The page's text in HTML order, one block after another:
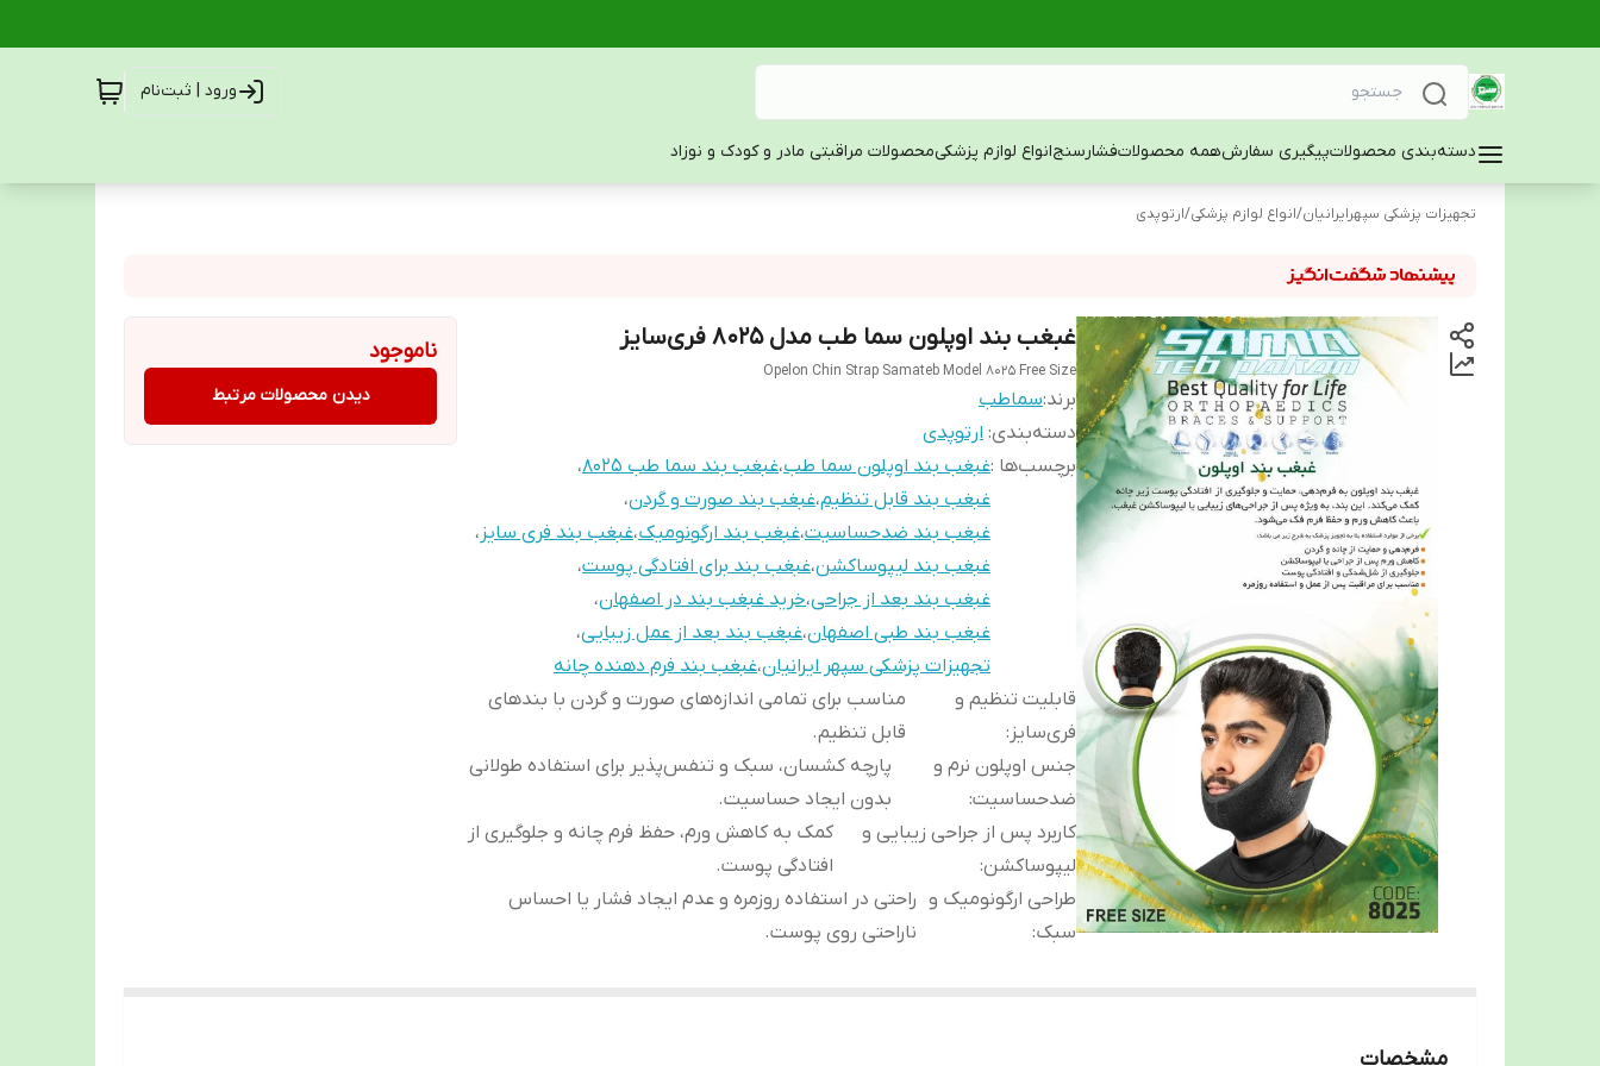
ورود | ثبت‌نام
دسته‌بندی محصولاتپیگیری سفارشهمه محصولاتفشارسنجانواع لوازم پزشکیمحصولات مراقبتی مادر و کودک و نوزاد
تجهیزات پزشکی سپهرایرانیان/انواع لوازم پزشکی/ارتوپدی
غبغب بند اوپلون سما طب مدل 8025 فری‌سایز
Opelon Chin Strap Samateb Model 8025 Free Size
برند:سماطب
دسته‌بندی: ارتوپدی
برچسب‌ها :غبغب بند اوپلون سما طب،غبغب بند سما طب 8025
،
غبغب بند قابل تنظیم،غبغب بند صورت و گردن،
غبغب بند ضدحساسیت،غبغب بند ارگونومیک،غبغب بند فری سایز ،
غبغب بند لیپوساکشن،غبغب بند برای افتادگی پوست،
غبغب بند بعد از جراحی،خرید غبغب بند در اصفهان،
غبغب بند طبی اصفهان،غبغب بند بعد از عمل زیبایی،
تجهیزات پزشکی سپهر ایرانیان،غبغب بند فرم دهنده چانه
قابلیت تنظیم و
فری‌سایز :
مناسب برای تمامی اندازه‌های صورت و گردن با بندهای
قابل تنظیم.
جنس اوپلون نرم و
ضدحساسیت:
پارچه کشسان، سبک و تنفس‌پذیر برای استفاده طولانی
بدون ایجاد حساسیت.
کاربرد پس از جراحی زیبایی و
لیپوساکشن:
کمک به کاهش ورم، حفظ فرم چانه و جلوگیری از
افتادگی پوست.
طراحی ارگونومیک و
سبک:
راحتی در استفاده روزمره و عدم ایجاد فشار یا احساس
ناراحتی روی پوست.
ناموجود
دیدن محصولات مرتبط
مشخصات